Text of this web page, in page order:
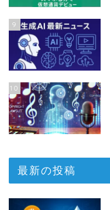
9
10
最新の投稿